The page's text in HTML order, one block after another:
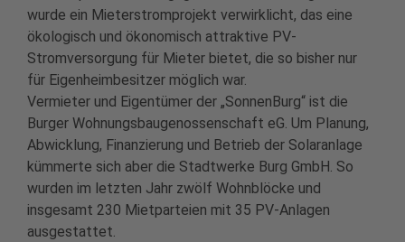
wurde ein Mieterstromprojekt verwirklicht, das eine
ökologisch und ökonomisch attraktive PV-
Stromversorgung für Mieter bietet, die so bisher nur
für Eigenheimbesitzer möglich war.
Vermieter und Eigentümer der „SonnenBurg“ ist die
Burger Wohnungsbaugenossenschaft eG. Um Planung,
Abwicklung, Finanzierung und Betrieb der Solaranlage
kümmerte sich aber die Stadtwerke Burg GmbH. So
wurden im letzten Jahr zwölf Wohnblöcke und
insgesamt 230 Mietparteien mit 35 PV-Anlagen
ausgestattet.